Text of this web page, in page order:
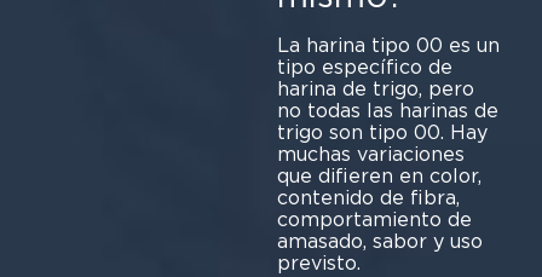
La harina tipo 00 es un
tipo específico de
harina de trigo, pero
no todas las harinas de
trigo son tipo 00. Hay
muchas variaciones
que difieren en color,
contenido de fibra,
comportamiento de
amasado, sabor y uso
previsto.